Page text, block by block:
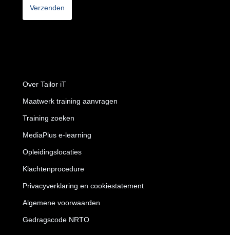
Over Tailor iT
Maatwerk training aanvragen
Training zoeken
MediaPlus e-learning
Opleidingslocaties
Klachtenprocedure
Privacyverklaring en cookiestatement
Algemene voorwaarden
Gedragscode NRTO